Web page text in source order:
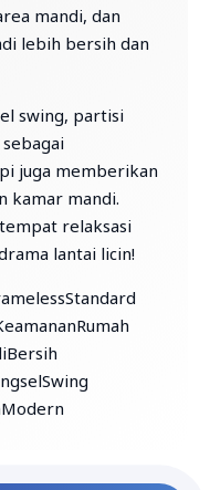
mandi, dan
lebih bersih dan
swing, partisi
juga memberikan
kamar mandi.
relaksasi
lantai licin!